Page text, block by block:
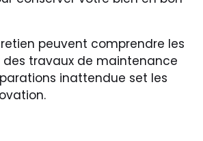
peuvent comprendre les
des travaux de maintenance
inattendue set les